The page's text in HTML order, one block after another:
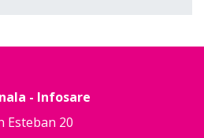
- Infosare
Esteban 20